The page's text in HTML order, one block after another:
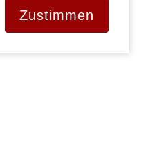
Zustimmen